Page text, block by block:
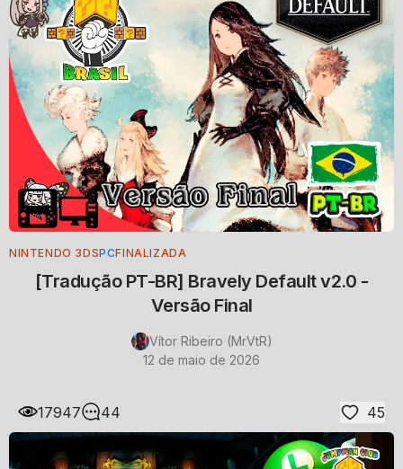
NINTENDO 3DSPCFINALIZADA
[Tradução PT-BR] Bravely Default v2.0 -
Versão Final
Vítor Ribeiro (MrVtR)
12 de maio de 2026
17947 44 45